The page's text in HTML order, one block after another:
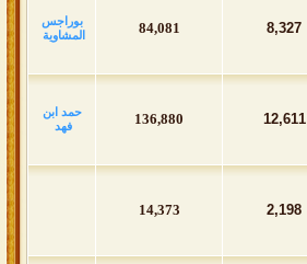
8,327
84,081
بوراجس
المشاوية
12,611
136,880
حمد ابن
فهد
2,198
14,373